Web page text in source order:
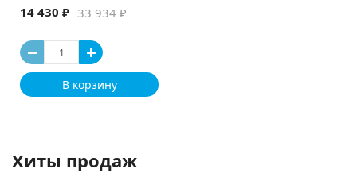
33 934 ₽
14 430 ₽
В корзину
Хиты продаж